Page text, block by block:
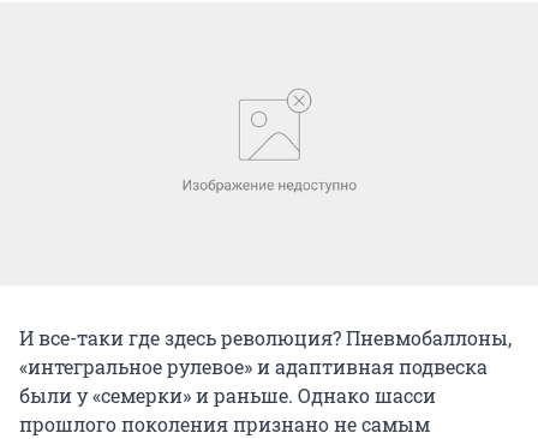
И все-таки где здесь революция? Пневмобаллоны,
«интегральное рулевое» и адаптивная подвеска
были у «семерки» и раньше. Однако шасси
прошлого поколения признано не самым